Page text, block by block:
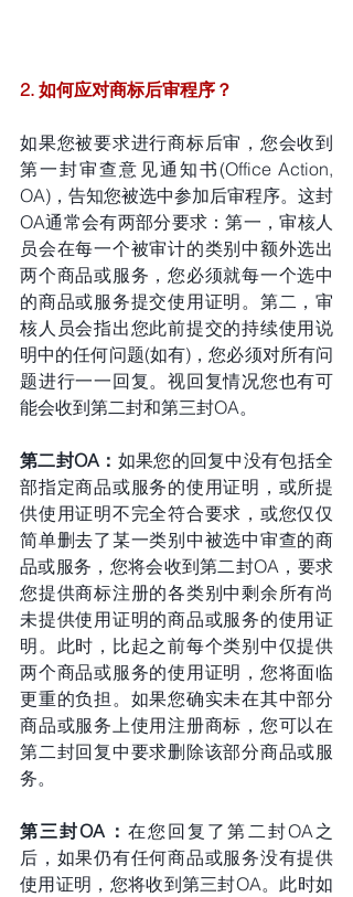
2. 如何应对商标后审程序？
如果您被要求进行商标后审，您会收到
第一封审查意见通知书(Office Action,
OA)，告知您被选中参加后审程序。这封
OA通常会有两部分要求：第一，审核人
员会在每一个被审计的类别中额外选出
两个商品或服务，您必须就每一个选中
的商品或服务提交使用证明。第二，审
核人员会指出您此前提交的持续使用说
明中的任何问题(如有)，您必须对所有问
题进行一一回复。视回复情况您也有可
能会收到第二封和第三封OA。
第二封OA： 如果您的回复中没有包括全
部指定商品或服务的使用证明，或所提
供使用证明不完全符合要求，或您仅仅
简单删去了某一类别中被选中审查的商
品或服务，您将会收到第二封OA，要求
您提供商标注册的各类别中剩余所有尚
未提供使用证明的商品或服务的使用证
明。此时，比起之前每个类别中仅提供
两个商品或服务的使用证明，您将面临
更重的负担。如果您确实未在其中部分
商品或服务上使用注册商标，您可以在
第二封回复中要求删除该部分商品或服
务。
第三封OA： 在您回复了第二封OA之
后，如果仍有任何商品或服务没有提供
使用证明，您将收到第三封OA。此时如